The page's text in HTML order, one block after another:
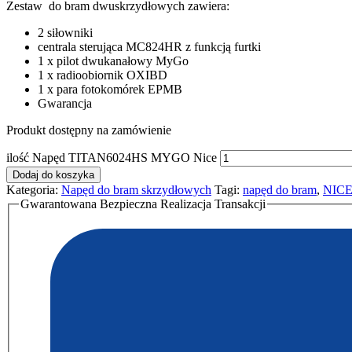
Zestaw do bram dwuskrzydłowych zawiera:
2 siłowniki
centrala sterująca MC824HR z funkcją furtki
1 x pilot dwukanałowy MyGo
1 x radioobiornik OXIBD
1 x para fotokomórek EPMB
Gwarancja
Produkt dostępny na zamówienie
ilość Napęd TITAN6024HS MYGO Nice
Dodaj do koszyka
Kategoria: Napęd do bram skrzydłowych Tagi: napęd do bram, NICE
Gwarantowana Bezpieczna Realizacja Transakcji